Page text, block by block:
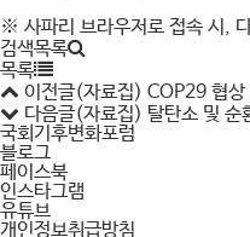
※ 사파리 브라우저로 접속 시,
검색목록
목록
이전글(자료집) COP29 협
다음글(자료집) 탈탄소 및
국회기후변화포럼
블로그
페이스북
인스타그램
유튜브
개인정보취급방침